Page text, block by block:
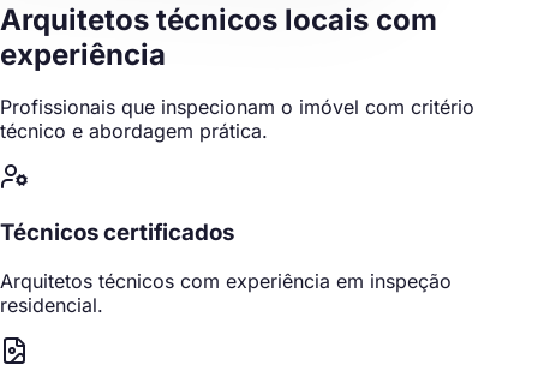
Arquitetos técnicos locais com
experiência
Profissionais que inspecionam o imóvel com critério
técnico e abordagem prática.
Técnicos certificados
Arquitetos técnicos com experiência em inspeção
residencial.